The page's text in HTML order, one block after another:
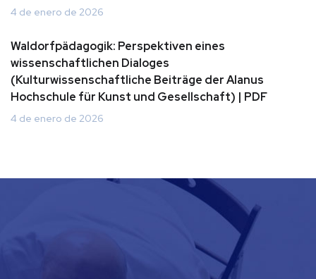
4 de enero de 2026
Waldorfpädagogik: Perspektiven eines
wissenschaftlichen Dialoges
(Kulturwissenschaftliche Beiträge der Alanus
Hochschule für Kunst und Gesellschaft) | PDF
4 de enero de 2026